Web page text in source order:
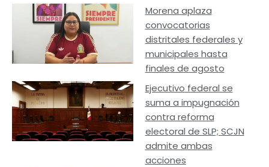
Morena aplaza
convocatorias
distritales federales y
municipales hasta
finales de agosto
Ejecutivo federal se
suma a impugnación
contra reforma
electoral de SLP; SCJN
admite ambas
acciones